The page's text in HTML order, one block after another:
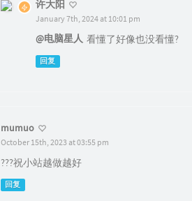
许大阳
January 7th, 2024 at 10:01 pm
@电脑星人 看懂了好像也没看懂?
回复
mumuo
October 15th, 2023 at 03:55 pm
???祝小站越做越好
回复